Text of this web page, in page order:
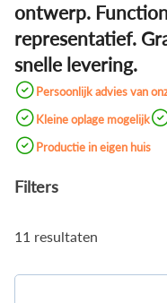
ontwerp.
representatief.
snelle levering.
Persoonlijk advies van
Kleine oplage mogelijk
Productie in eigen huis
Filters
11 resultaten